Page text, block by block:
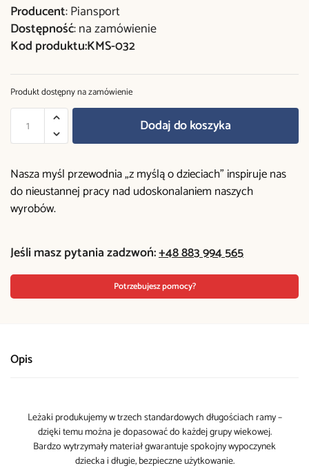
Producent: Piansport
Dostępność: na zamówienie
Kod produktu:KMS-032
Produkt dostępny na zamówienie
Dodaj do koszyka
Nasza myśl przewodnia „z myślą o dzieciach” inspiruje nas
do nieustannej pracy nad udoskonalaniem naszych
wyrobów.
Jeśli masz pytania zadzwoń:+48 883 994 565
Potrzebujesz pomocy?
Opis
Leżaki produkujemy w trzech standardowych długościach ramy –
dzięki temu można je dopasować do każdej grupy wiekowej.
Bardzo wytrzymały materiał gwarantuje spokojny wypoczynek
dziecka i długie, bezpieczne użytkowanie.